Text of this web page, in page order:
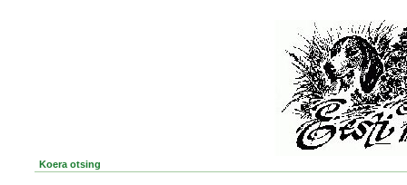
Koera otsing